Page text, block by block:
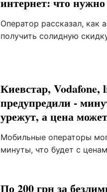
Оператор рассказал, как
получить солидную
Киевстар, Vodafone,
предупредили -
урежут, а цена
Мобильные операторы
минуты, что будет с
По 200 грн за